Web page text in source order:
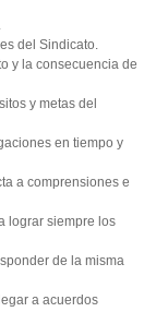
del Sindicato.
y la consecuencia de
y metas del
en tiempo y
a comprensiones e
lograr siempre los
de la misma
a acuerdos